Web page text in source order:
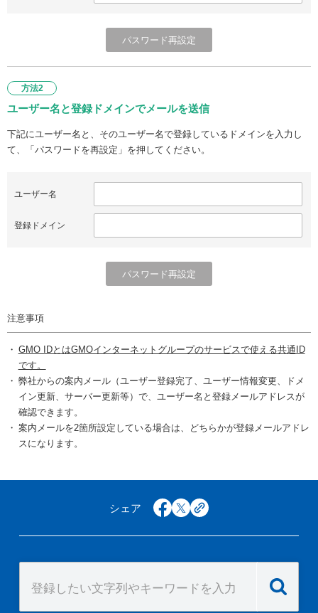
方法2
ユーザー名と登録ドメインでメールを送信
下記にユーザー名と、そのユーザー名で登録しているドメインを入力し
て、「パスワードを再設定」を押してください。
ユーザー名
登録ドメイン
注意事項
GMO IDとはGMOインターネットグループのサービスで使える共通ID
です。
弊社からの案内メール（ユーザー登録完了、ユーザー情報変更、ドメ
イン更新、サーバー更新等）で、ユーザー名と登録メールアドレスが
確認できます。
案内メールを2箇所設定している場合は、どちらかが登録メールアドレ
スになります。
シェア facebook
x copy